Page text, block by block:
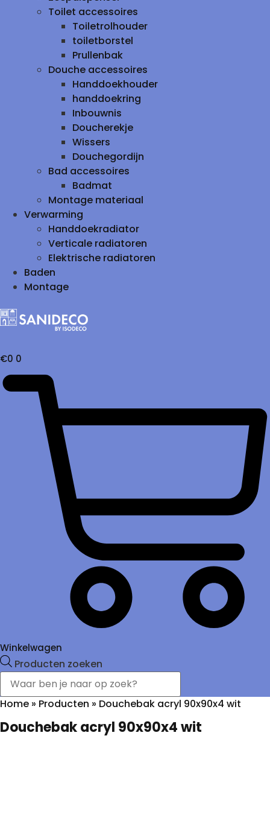
Toilet accessoires
Toiletrolhouder
toiletborstel
Prullenbak
Douche accessoires
Handdoekhouder
handdoekring
Inbouwnis
Doucherekje
Wissers
Douchegordijn
Bad accessoires
Badmat
Montage materiaal
Verwarming
Handdoekradiator
Verticale radiatoren
Elektrische radiatoren
Baden
Montage
€0 0
Winkelwagen
Producten zoeken
Home » Producten » Douchebak acryl 90x90x4 wit
Douchebak acryl 90x90x4 wit